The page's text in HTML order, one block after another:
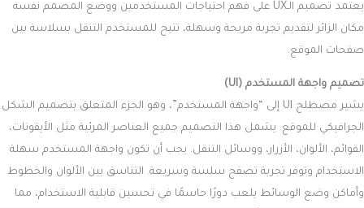
يعتمد تصميم الـUX على فهم احتياجات المستخدمين ووضع المصمم نفسه
مكان الزائر لتقديم تجربة مريحة وسهلة، تتيح للمستخدم التنقل بسلاسة بين
صفحات الموقع.
تصميم واجهة المستخدم (UI)
يشير مصطلح UI إلى “واجهة المستخدم”، وهو الجزء المتعلق بتصميم الشكل
الجرافيكي للموقع. يشمل هذا التصميم جميع العناصر المرئية مثل الأيقونات،
القوائم، الألوان، الأزرار، ووسائل التنقل. يجب أن تكون واجهة المستخدم سهلة
الاستخدام وتوفر تجربة تصفح سلسة وسريعة. التناسق بين الألوان والخطوط
وأماكن وضع الوسائط يلعب دورًا حاسمًا في تحسين قابلية الاستخدام، مما